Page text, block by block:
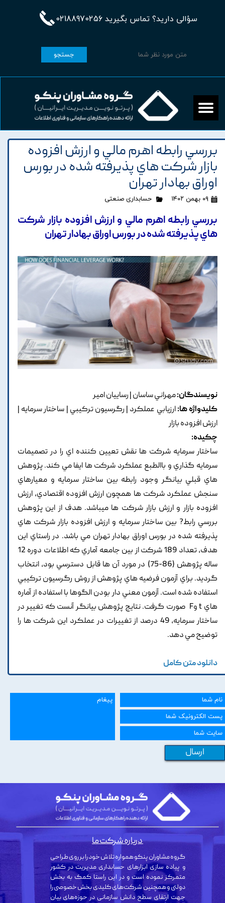
سؤالی دارید؟ تماس بگیرید 02188970256
جستجو
بررسي رابطه اهرم مالي و ارزش افزوده
بازار شرکت هاي پذيرفته شده در بورس
اوراق بهادار تهران
۰۹ بهمن ۱۴۰۲ حسابداری صنعتی
بررسي رابطه اهرم مالي و ارزش افزوده بازار شرکت
هاي پذيرفته شده در بورس اوراق بهادار تهران
نویسندگان:مهراني ساسان | رساييان امير
کلیدواژه ها:ارزيابي عملکرد | رگرسيون ترکيبي | ساختار سرمايه |
ارزش افزوده بازار
چکیده:
ساختار سرمايه شرکت ها نقش تعيين کننده اي را در تصميمات
سرمايه گذاري و باالطبع عملکرد شرکت ها ايفا مي کند. پژوهش
هاي قبلي بيانگر وجود رابطه بين ساختار سرمايه و معيارهاي
سنجش عملکرد شرکت ها همچون ارزش افزوده اقتصادي, ارزش
افزوده بازار و ارزش بازار شرکت ها ميباشد. هدف از اين پژوهش
بررسي رابط? بين ساختار سرمايه و ارزش افزوده بازار شرکت هاي
پذيرفته شده در بورس اوراق بهادار تهران مي باشد. در راستاي اين
هدف, تعداد 189 شرکت از بين جامعه آماري که اطلاعات دوره 12
ساله پژوهش (86-75) در مورد آن ها قابل دسترسي بود, انتخاب
گرديد. براي آزمون فرضيه هاي پژوهش از روش رگرسيون ترکيبي
استفاده شده است. آزمون معني دار بودن الگوها با استفاده از آماره
هاي t وF صورت گرفت. نتايج پژوهش بيانگر آنست که تغيير در
ساختار سرمايه, 49 درصد از تغييرات در عملکرد اين شرکت ها را
توضيح مي دهد.
دانلود متن کامل
ارسال
گروه مشاوران پنکو همواره تلاش خود را بر روی طراحی
و پیاده سازی ابزارهای حسابداری مدیریت در کشور
متمرکز نموده است و در این راستا کمک به بخش
دولتی و همچنین شرکت‌های کلیدی بخش خصوصی را
جهت ارتقای سطح دانش سازمانی در حوزه‌های بیان
درباره شرکت ما